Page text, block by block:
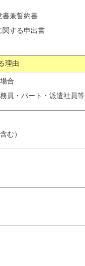
書兼誓約書
関する申出書
理由
合
務員・パート・派遣社員
含む）